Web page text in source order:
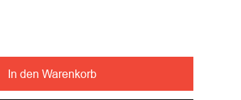
In den Warenkorb